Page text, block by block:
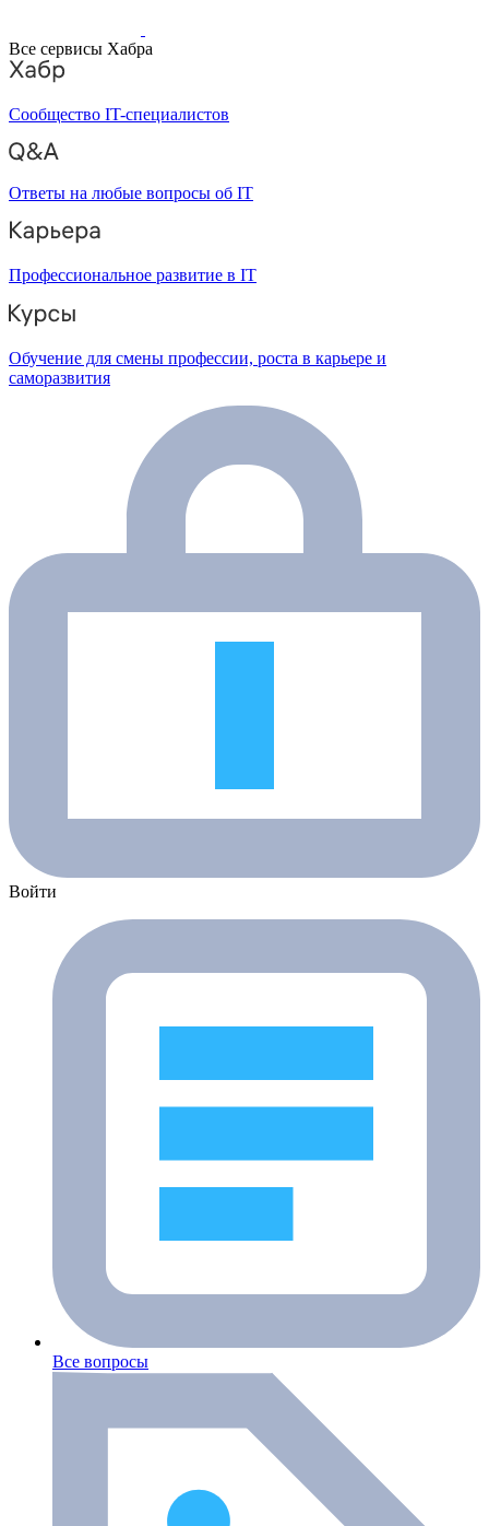
Все сервисы Хабра
Сообщество IT-специалистов
Ответы на любые вопросы об IT
Профессиональное развитие в IT
Обучение для смены профессии, роста в карьере и
саморазвития
Войти
Все вопросы